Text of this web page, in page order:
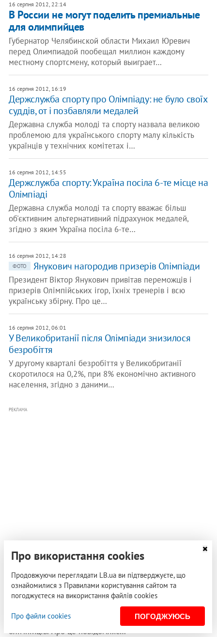
16 серпня 2012, 22:14
В России не могут поделить премиальные
для олимпийцев
Губернатор Челябинской области Михаил Юревич
перед Олимпиадой пообещал миллион каждому
местному спортсмену, который выиграет…
16 серпня 2012, 16:19
Держслужба спорту про Олімпіаду: не було своїх
суддів, от і позбавляли медалей
Державна служба молоді та спорту назвала великою
проблемою для українського спорту малу кількість
українців у технічних комітетах і…
16 серпня 2012, 14:55
Держслужба спорту: Україна посіла 6-те місце на
Олімпіаді
Державна служба молоді та спорту вважає більш
об'єктивним альтернативний підрахунок медалей,
згідно з яким Україна посіла 6-те…
16 серпня 2012, 14:28
ФОТО Янукович нагородив призерів Олімпіади
Президент Віктор Янукович привітав переможців і
призерів Олімпійських ігор, їхніх тренерів і всю
українську збірну. Про це…
16 серпня 2012, 06:01
У Великобританії після Олімпіади знизилося
безробіття
У другому кварталі безробіття у Великобританії
скоротилося на 0,2%, при 8% економічно активного
населення, згідно з даними…
РЕКЛАМА
15 серпня 2012, 15:55
Янукович особисто привітає українських
олімпійців
У четвер, 16 серпня, Президент Віктор Янукович
візьме участь у церемонії привітання українських
олімпійців. Про це повідомляє…
Про використання cookies
Продовжуючи переглядати LB.ua ви підтверджуєте, що
ознайомилися з Правилами користування сайтом та
погоджуєтеся на використання файлів cookies
Про файли cookies ПОГОДЖУЮСЬ